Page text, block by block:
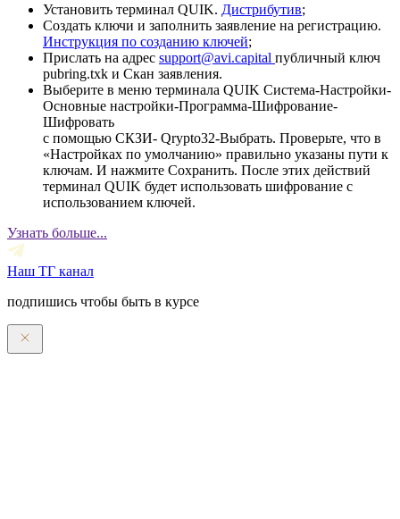
Установить терминал QUIK. Дистрибутив;
Создать ключи и заполнить заявление на регистрацию.
Инструкция по созданию ключей;
Прислать на адрес support@avi.capital публичный ключ
pubring.txk и Скан заявления.
Выберите в меню терминала QUIK Система-Настройки-
Основные настройки-Программа-Шифрование-
Шифровать
с помощью СКЗИ- Qrypto32-Выбрать. Проверьте, что в
«Настройках по умолчанию» правильно указаны пути к
ключам. И нажмите Сохранить. После этих действий
терминал QUIK будет использовать шифрование с
использованием ключей.
Узнать больше...
Наш ТГ канал
подпишись чтобы быть в курсе